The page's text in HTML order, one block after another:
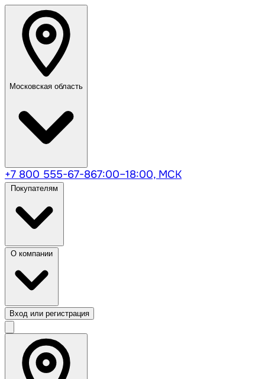
Московская область
+7 800 555-67-867:00–18:00, МСК
Вход или регистрация